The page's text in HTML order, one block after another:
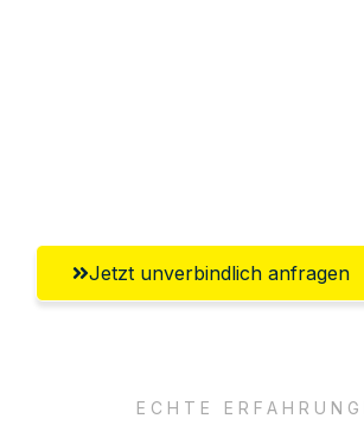
Jetzt unverbindlich anfragen
ECHTE